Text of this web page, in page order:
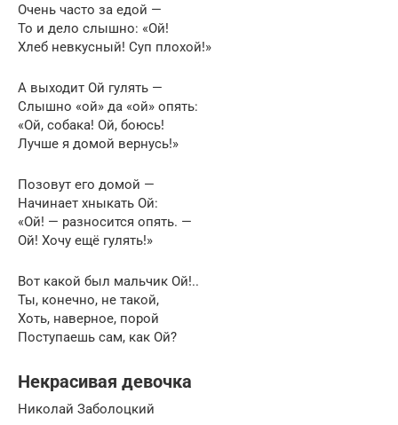
Очень часто за едой —
То и дело слышно: «Ой!
Хлеб невкусный! Суп плохой!»
А выходит Ой гулять —
Слышно «ой» да «ой» опять:
«Ой, собака! Ой, боюсь!
Лучше я домой вернусь!»
Позовут его домой —
Начинает хныкать Ой:
«Ой! — разносится опять. —
Ой! Хочу ещё гулять!»
Вот какой был мальчик Ой!..
Ты, конечно, не такой,
Хоть, наверное, порой
Поступаешь сам, как Ой?
Некрасивая девочка
Николай Заболоцкий